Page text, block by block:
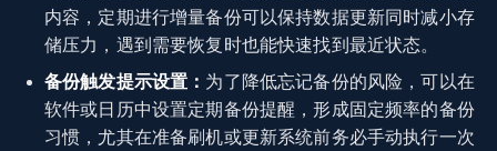
内容，定期进行增量备份可以保持数据更新同时减小存
储压力，遇到需要恢复时也能快速找到最近状态。
备份触发提示设置： 为了降低忘记备份的风险，可以在
软件或日历中设置定期备份提醒，形成固定频率的备份
习惯，尤其在准备刷机或更新系统前务必手动执行一次